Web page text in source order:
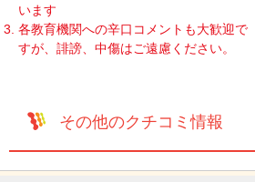
います
各教育機関への辛口コメントも大歓迎で
すが、誹謗、中傷はご遠慮ください。
その他のクチコミ情報